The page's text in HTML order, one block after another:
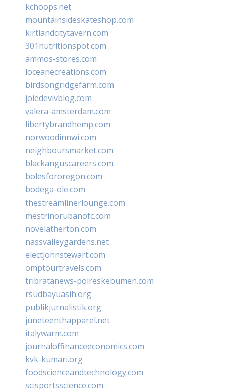
kchoops.net
mountainsideskateshop.com
kirtlandcitytavern.com
301nutritionspot.com
ammos-stores.com
loceanecreations.com
birdsongridgefarm.com
joiedevivblog.com
valera-amsterdam.com
libertybrandhemp.com
norwoodinnwi.com
neighboursmarket.com
blackanguscareers.com
bolesfororegon.com
bodega-ole.com
thestreamlinerlounge.com
mestrinorubanofc.com
novelatherton.com
nassvalleygardens.net
electjohnstewart.com
omptourtravels.com
tribratanews-polreskebumen.com
rsudbayuasih.org
publikjurnalistik.org
juneteenthapparel.net
italywarm.com
journaloffinanceeconomics.com
kvk-kumari.org
foodscienceandtechnology.com
scisportsscience.com